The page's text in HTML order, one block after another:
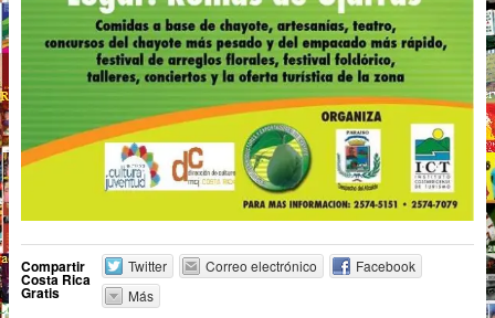
Compartir
Costa Rica
Gratis
Twitter Correo electrónico
Facebook
Más